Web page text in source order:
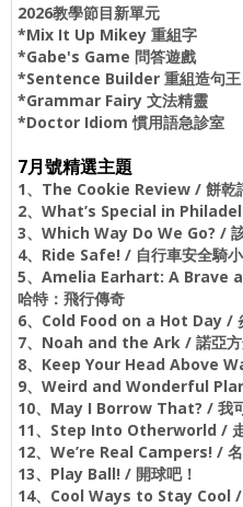
2026教學節目新單元
*Mix It Up Mikey 重組字
*Gabe's Game 問答遊戲
*Sentence Builder 重組造句王
*Grammar Fairy 文法精靈
*Doctor Idiom 慣用語急診室
7月號精選主題
1、The Cookie Review / 餅乾
2、What’s Special in
3、Which Way Do We Go? /
4、Ride Safe! / 自行車安全騎小
5、Amelia Earhart: A Brave
哈特：飛行傳奇
6、Cold Food on a Hot Day /
7、Noah and the Ark / 諾亞
8、Keep Your Head Above
9、Weird and Wonderful
10、May I Borrow That? / 我
11、Step Into Otherworld /
12、We’re Real Campers! / 名
13、Play Ball! / 開球吧！
14、Cool Ways to Stay Cool /